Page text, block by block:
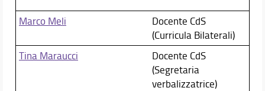
Marco Meli
Docente CdS
(Curricula Bilaterali)
Tina Maraucci
Docente CdS
(Segretaria
verbalizzatrice)